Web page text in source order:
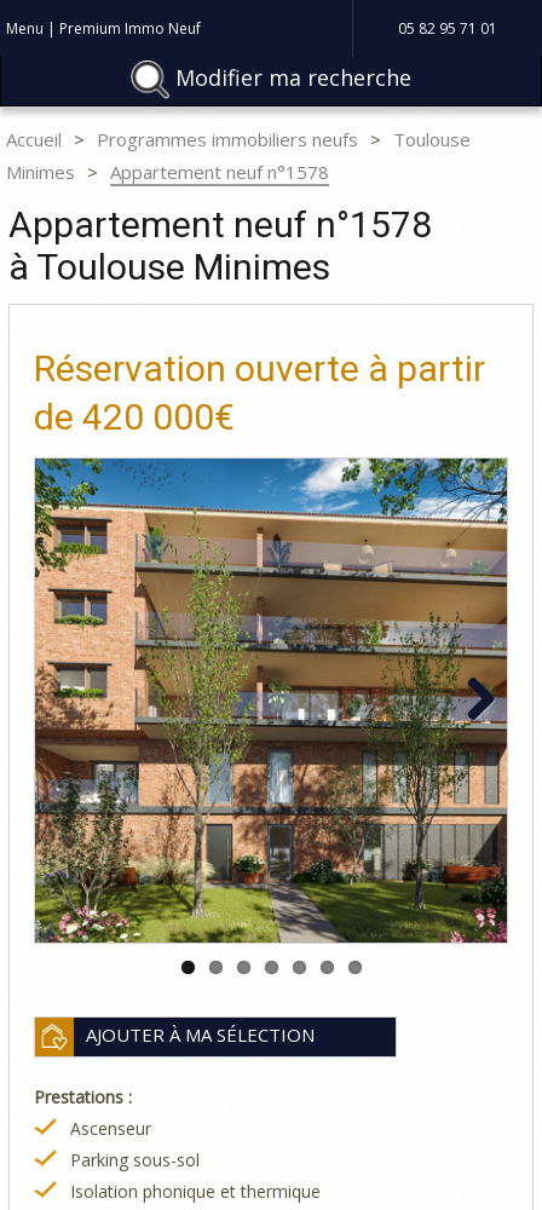
Menu | Premium Immo Neuf 05 82 95 71 01
Modifier ma recherche
Accueil Programmes immobiliers neufs
Toulouse
Minimes
Appartement neuf n°1578
Appartement neuf n°1578
à Toulouse Minimes
Réservation ouverte à partir
de420 000€
Previous Next
AJOUTER À MA SÉLECTION
Prestations :
Ascenseur
Parking sous-sol
Isolation phonique et thermique